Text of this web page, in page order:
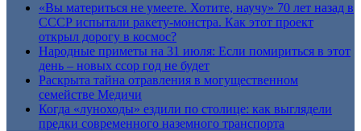
«Вы материться не умеете. Хотите, научу» 70 лет назад в
СССР испытали ракету-монстра. Как этот проект
открыл дорогу в космос?
Народные приметы на 31 июля: Если помириться в этот
день – новых ссор год не будет
Раскрыта тайна отравления в могущественном
семействе Медичи
Когда «луноходы» ездили по столице: как выглядели
предки современного наземного транспорта